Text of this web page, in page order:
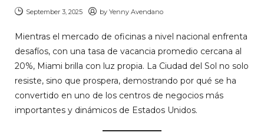
September 3, 2025 by Yenny Avendano
Mientras el mercado de oficinas a nivel nacional enfrenta
desafíos, con una tasa de vacancia promedio cercana al
20%, Miami brilla con luz propia. La Ciudad del Sol no solo
resiste, sino que prospera, demostrando por qué se ha
convertido en uno de los centros de negocios más
importantes y dinámicos de Estados Unidos.